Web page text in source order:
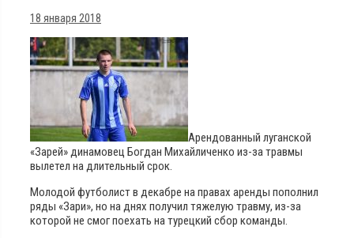
18 января 2018
Арендованный луганской
«Зарей» динамовец Богдан Михайличенко из-за травмы
вылетел на длительный срок.
Молодой футболист в декабре на правах аренды пополнил
ряды «Зари», но на днях получил тяжелую травму, из-за
которой не смог поехать на турецкий сбор команды.